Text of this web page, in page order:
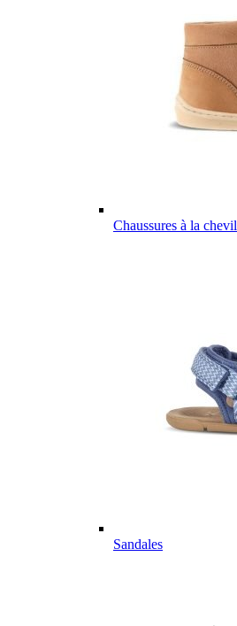
Chaussures à la
Sandales